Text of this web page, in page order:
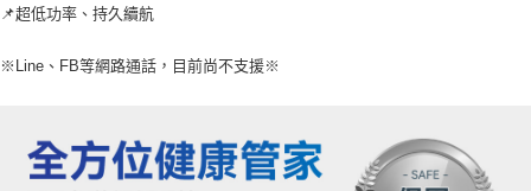
📌超低功率、持久續航
※Line、FB等網路通話，目前尚不支援※